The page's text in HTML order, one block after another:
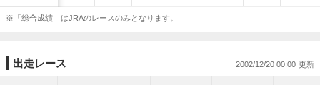
※「総合成績」はJRAのレースのみとなります。
出走レース 2002/12/20 00:00